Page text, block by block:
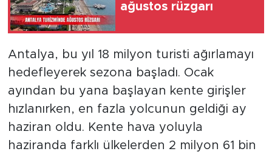
ağustos rüzgarı
Antalya, bu yıl 18 milyon turisti ağırlamayı
hedefleyerek sezona başladı. Ocak
ayından bu yana başlayan kente girişler
hızlanırken, en fazla yolcunun geldiği ay
haziran oldu. Kente hava yoluyla
haziranda farklı ülkelerden 2 milyon 61 bin